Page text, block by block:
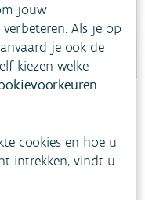
naar buurt
regenwater dat
Nadien wordt het
co-housing, een bedrijf
in de grond.
jouw
Als je op
je ook de
kiezen welke
cookies en hoe u
intrekken, vindt u